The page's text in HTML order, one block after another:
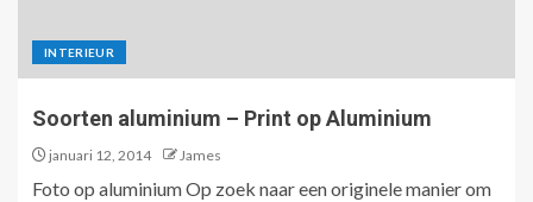
INTERIEUR
Soorten aluminium – Print op Aluminium
januari 12, 2014 James
Foto op aluminium Op zoek naar een originele manier om